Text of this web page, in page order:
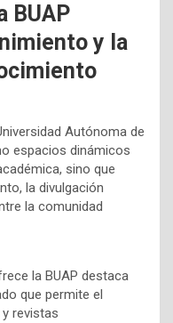
BUAP
y la
Autónoma de
espacios dinámicos
sino que
la divulgación
la comunidad
la BUAP destaca
que permite el
revistas